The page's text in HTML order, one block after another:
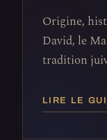
Origine,
David, le
tradition
LIRE LE